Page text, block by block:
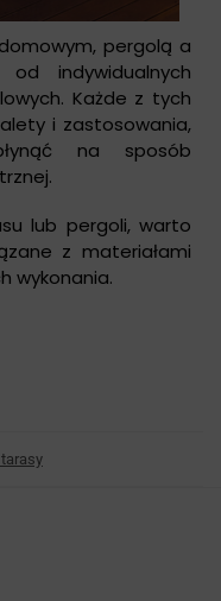
pergolą a
indywidualnych
Każde z tych
i zastosowania,
na sposób
lub pergoli, warto
z materiałami
wykonania.